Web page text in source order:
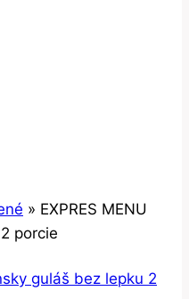
» EXPRES MENU
porcie